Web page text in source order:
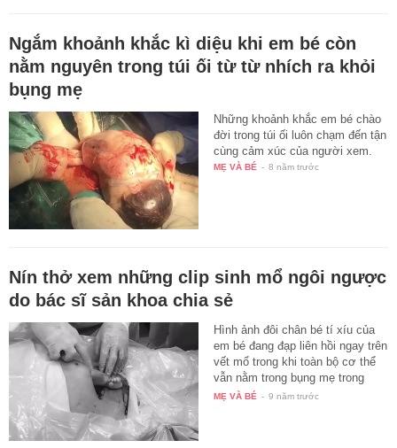
Ngắm khoảnh khắc kì diệu khi em bé còn
nằm nguyên trong túi ối từ từ nhích ra khỏi
bụng mẹ
Những khoảnh khắc em bé chào
đời trong túi ối luôn chạm đến tận
cùng cảm xúc của người xem.
MẸ VÀ BÉ - 8 năm trước
Nín thở xem những clip sinh mổ ngôi ngược
do bác sĩ sản khoa chia sẻ
Hình ảnh đôi chân bé tí xíu của
em bé đang đạp liên hồi ngay trên
vết mổ trong khi toàn bộ cơ thể
vẫn nằm trong bụng mẹ trong
một…
MẸ VÀ BÉ - 9 năm trước